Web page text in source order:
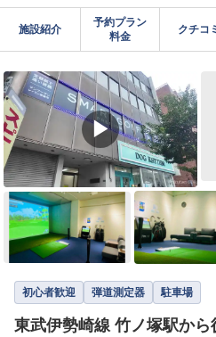
施設紹介
予約プラン
料金
クチコ
▶
初心者歓迎 弾道測定器 駐車場
東武伊勢崎線 竹ノ塚駅か